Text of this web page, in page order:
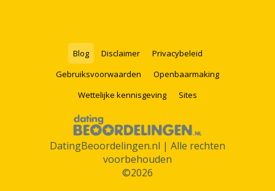
Blog Disclaimer
Privacybeleid
Gebruiksvoorwaarden
Openbaarmaking
Wettelijke kennisgeving
Sites
DatingBeoordelingen.nl | Alle rechten
voorbehouden
©2026